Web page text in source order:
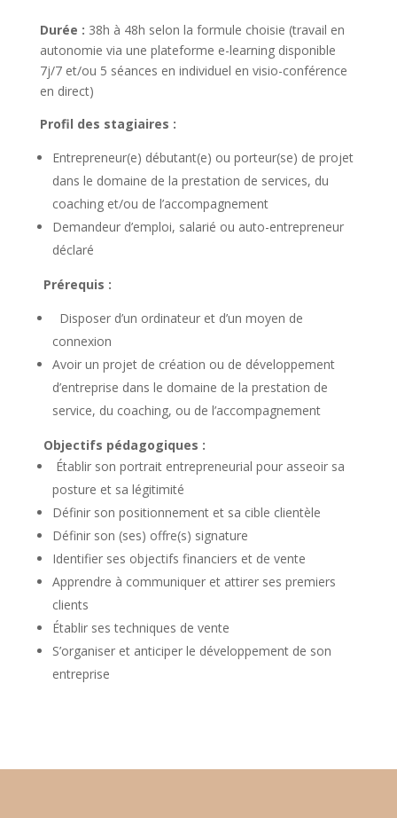
Durée : 38h à 48h selon la formule choisie (travail en
autonomie via une plateforme e-learning disponible
7j/7 et/ou 5 séances en individuel en visio-conférence
en direct)
Profil des stagiaires :
Entrepreneur(e) débutant(e) ou porteur(se) de projet
dans le domaine de la prestation de services, du
coaching et/ou de l’accompagnement
Demandeur d’emploi, salarié ou auto-entrepreneur
déclaré
Prérequis :
Disposer d’un ordinateur et d’un moyen de
connexion
Avoir un projet de création ou de développement
d’entreprise dans le domaine de la prestation de
service, du coaching, ou de l’accompagnement
Objectifs pédagogiques :
Établir son portrait entrepreneurial pour asseoir sa
posture et sa légitimité
Définir son positionnement et sa cible clientèle
Définir son (ses) offre(s) signature
Identifier ses objectifs financiers et de vente
Apprendre à communiquer et attirer ses premiers
clients
Établir ses techniques de vente
S’organiser et anticiper le développement de son
entreprise